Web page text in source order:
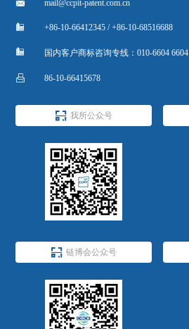
 mail@ccpit-patent.com.cn
 +86-10-66412345 / +86-10-68516688
 国内客户商标咨询专线：010-6604 6604
 86-10-66415678
 我所公众号
 链博会公众号